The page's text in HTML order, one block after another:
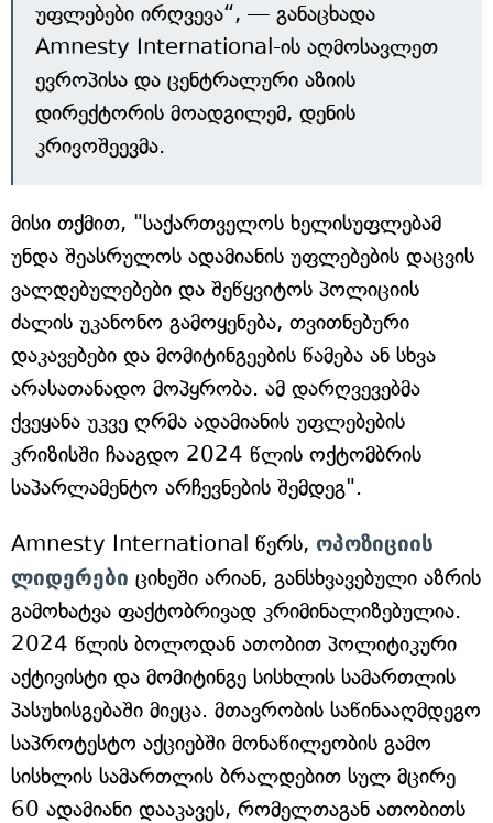
უფლებები ირღვევა“, — განაცხადა
Amnesty International-ის აღმოსავლეთ
ევროპისა და ცენტრალური აზიის
დირექტორის მოადგილემ, დენის
კრივოშეევმა.
მისი თქმით, "საქართველოს ხელისუფლებამ
უნდა შეასრულოს ადამიანის უფლებების დაცვის
ვალდებულებები და შეწყვიტოს პოლიციის
ძალის უკანონო გამოყენება, თვითნებური
დაკავებები და მომიტინგეების წამება ან სხვა
არასათანადო მოპყრობა. ამ დარღვევებმა
ქვეყანა უკვე ღრმა ადამიანის უფლებების
კრიზისში ჩააგდო 2024 წლის ოქტომბრის
საპარლამენტო არჩევნების შემდეგ".
Amnesty International წერს, ოპოზიციის
ლიდერები ციხეში არიან, განსხვავებული აზრის
გამოხატვა ფაქტობრივად კრიმინალიზებულია.
2024 წლის ბოლოდან ათობით პოლიტიკური
აქტივისტი და მომიტინგე სისხლის სამართლის
პასუხისგებაში მიეცა. მთავრობის საწინააღმდეგო
საპროტესტო აქციებში მონაწილეობის გამო
სისხლის სამართლის ბრალდებით სულ მცირე
60 ადამიანი დააკავეს, რომელთაგან ათობითს